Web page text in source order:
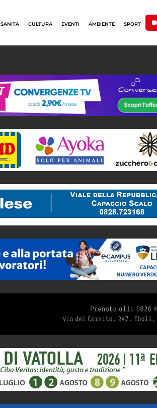
SANITÀ CULTURA EVENTI AMBIENTE SPORT